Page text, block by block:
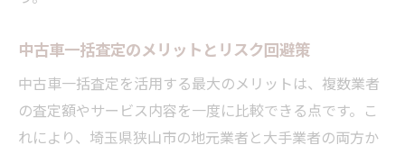
中古車一括査定のメリットとリスク回避策
中古車一括査定を活用する最大のメリットは、複数業者
の査定額やサービス内容を一度に比較できる点です。こ
れにより、埼玉県狭山市の地元業者と大手業者の両方か